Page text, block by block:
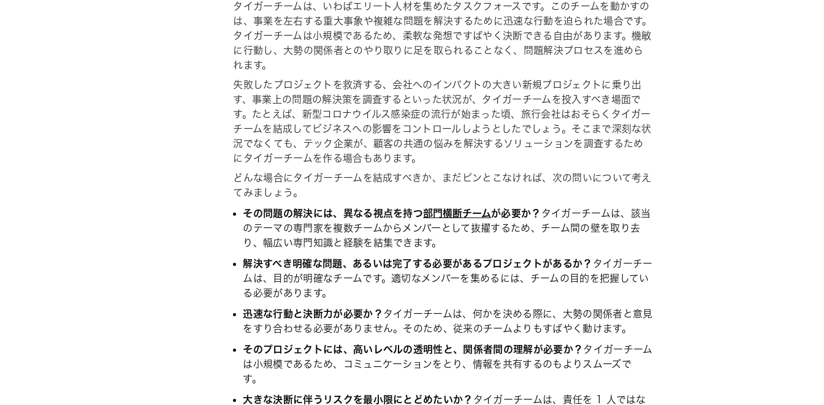
タイガーチームは、いわばエリート人材を集めたタスクフォースです。このチームを動かすの
は、事業を左右する重大事象や複雑な問題を解決するために迅速な行動を迫られた場合です。
タイガーチームは小規模であるため、柔軟な発想ですばやく決断できる自由があります。機敏
に行動し、大勢の関係者とのやり取りに足を取られることなく、問題解決プロセスを進めら
れます。
失敗したプロジェクトを救済する、会社へのインパクトの大きい新規プロジェクトに乗り出
す、事業上の問題の解決策を調査するといった状況が、タイガーチームを投入すべき場面で
す。たとえば、新型コロナウイルス感染症の流行が始まった頃、旅行会社はおそらくタイガー
チームを結成してビジネスへの影響をコントロールしようとしたでしょう。そこまで深刻な状
況でなくても、テック企業が、顧客の共通の悩みを解決するソリューションを調査するため
にタイガーチームを作る場合もあります。
どんな場合にタイガーチームを結成すべきか、まだピンとこなければ、次の問いについて考え
てみましょう。
その問題の解決には、異なる視点を持つ部門横断チームが必要か？ タイガーチームは、該当
のテーマの専門家を複数チームからメンバーとして抜擢するため、チーム間の壁を取り去
り、幅広い専門知識と経験を結集できます。
解決すべき明確な問題、あるいは完了する必要があるプロジェクトがあるか？ タイガーチー
ムは、目的が明確なチームです。適切なメンバーを集めるには、チームの目的を把握してい
る必要があります。
迅速な行動と決断力が必要か？ タイガーチームは、何かを決める際に、大勢の関係者と意見
をすり合わせる必要がありません。そのため、従来のチームよりもすばやく動けます。
そのプロジェクトには、高いレベルの透明性と、関係者間の理解が必要か？ タイガーチーム
は小規模であるため、コミュニケーションをとり、情報を共有するのもよりスムーズで
す。
大きな決断に伴うリスクを最小限にとどめたいか？ タイガーチームは、責任を 1 人ではな